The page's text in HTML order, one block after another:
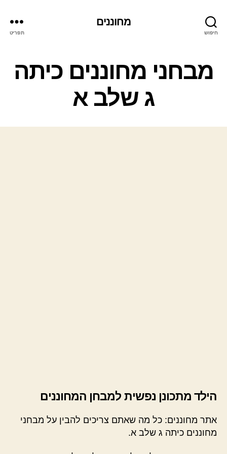
חיפוש
מחוננים
תפריט
קטגוריות
מבחני מחוננים כיתה
ג שלב א
הילד מתכונן נפשית למבחן המחוננים
אתר מחוננים: כל מה שאתם צריכים להבין על מבחני
מחוננים כיתה ג שלב א.